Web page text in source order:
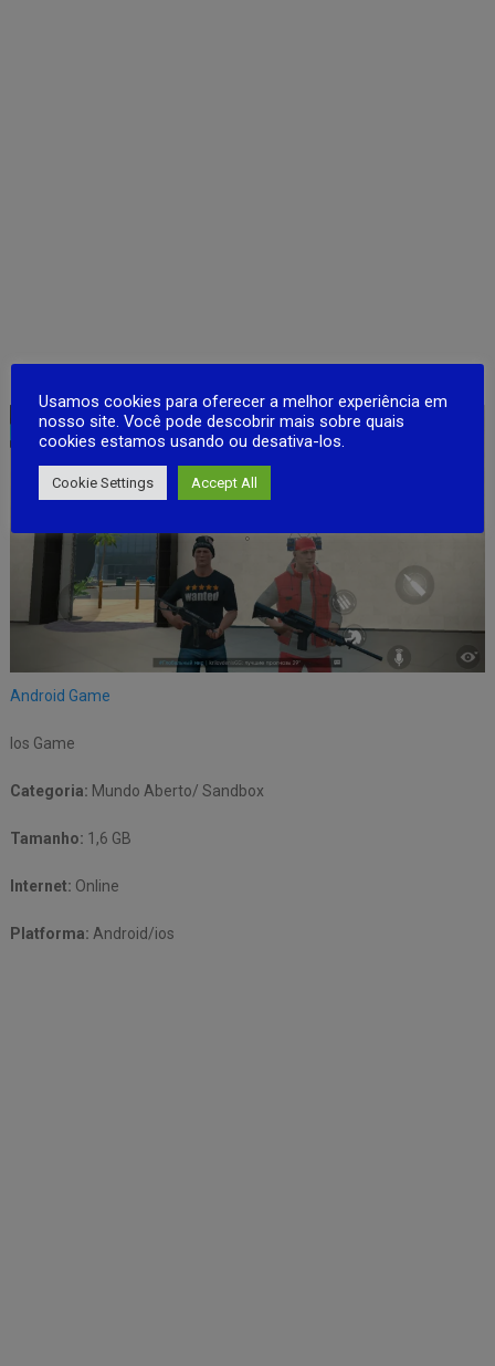
Android Game
Ios Game
Categoria: Mundo Aberto/ Sandbox
Tamanho: 1,6 GB
Internet: Online
Platforma: Android/ios
Usamos cookies para oferecer a melhor experiência em
nosso site. Você pode descobrir mais sobre quais
cookies estamos usando ou desativa-los.
Cookie Settings Accept All